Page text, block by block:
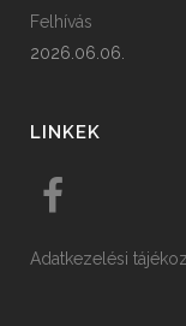
Felhívás
2026.06.06.
LINKEK
Adatkezelési